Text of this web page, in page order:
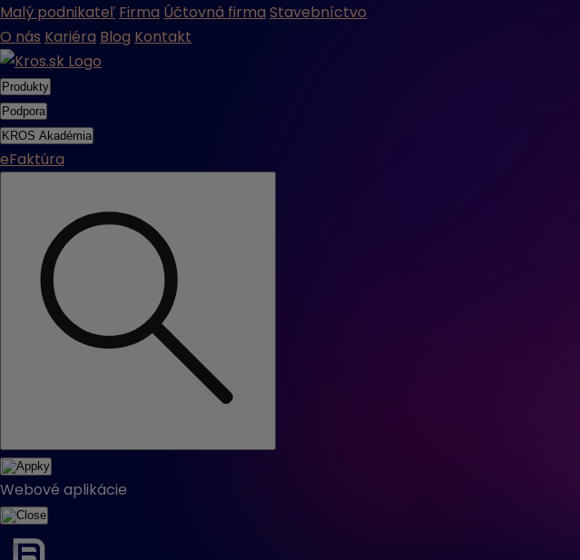
Malý podnikateľ Firma Účtovná firma Stavebníctvo
O nás Kariéra Blog Kontakt
Produkty
Podpora
KROS Akadémia
eFaktúra
Webové aplikácie